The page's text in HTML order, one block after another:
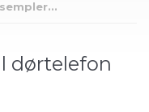
dørtelefon